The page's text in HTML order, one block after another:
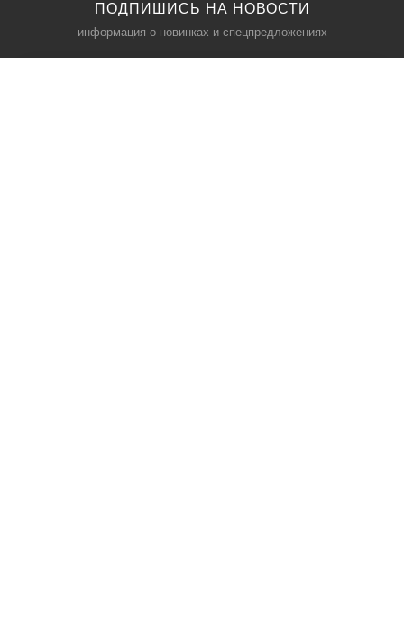
ПОДПИШИСЬ НА НОВОСТИ
информация о новинках и спецпредложениях